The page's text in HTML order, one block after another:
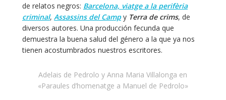
de relatos negros: Barcelona, viatge a la perifèria
criminal, Assassins del Campy Terra de crims, de
diversos autores. Una producción fecunda que
demuestra la buena salud del género a la que ya nos
tienen acostumbrados nuestros escritores.
Adelais de Pedrolo y Anna Maria Villalonga en
«Paraules d’homenatge a Manuel de Pedrolo»